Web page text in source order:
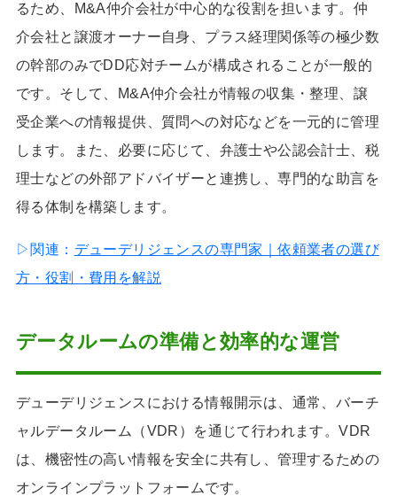
るため、M&A仲介会社が中心的な役割を担います。仲
介会社と譲渡オーナー自身、プラス経理関係等の極少数
の幹部のみでDD応対チームが構成されることが一般的
です。そして、M&A仲介会社が情報の収集・整理、譲
受企業への情報提供、質問への対応などを一元的に管理
します。また、必要に応じて、弁護士や公認会計士、税
理士などの外部アドバイザーと連携し、専門的な助言を
得る体制を構築します。
▷関連： デューデリジェンスの専門家｜依頼業者の選び
方・役割・費用を解説
データルームの準備と効率的な運営
デューデリジェンスにおける情報開示は、通常、バーチ
ャルデータルーム（VDR）を通じて行われます。VDR
は、機密性の高い情報を安全に共有し、管理するための
オンラインプラットフォームです。